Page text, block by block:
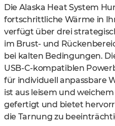
Die Alaska Heat System
fortschrittliche Wärme in
verfügt über drei
im Brust- und
bei kalten Bedingungen.
USB-C-kompatiblen
für individuell anpassbare
ist aus leisem und
gefertigt und bietet
die Tarnung zu